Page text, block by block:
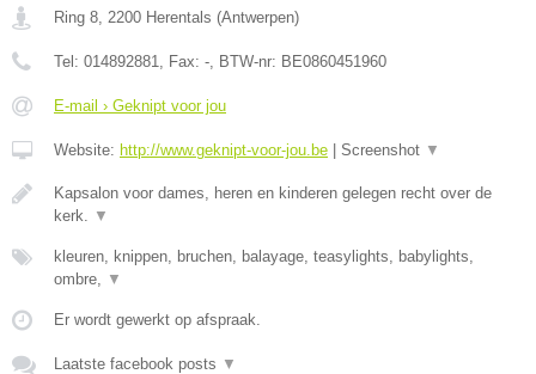
Ring 8, 2200 Herentals (Antwerpen)
Tel: 014892881, Fax: -, BTW-nr: BE0860451960
E-mail › Geknipt voor jou
Website: http://www.geknipt-voor-jou.be Screenshot ▼
Kapsalon voor dames, heren en kinderen gelegen recht over de
kerk. ▼
kleuren, knippen, bruchen, balayage, teasylights, babylights,
ombre, ▼
Er wordt gewerkt op afspraak.
Laatste facebook posts ▼